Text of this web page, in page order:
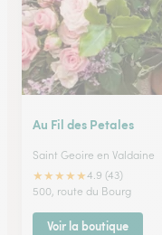
Au Fil des Petales
Saint Geoire en Valdaine
★★★★★4.9 (43)
500, route du Bourg
Voir la boutique